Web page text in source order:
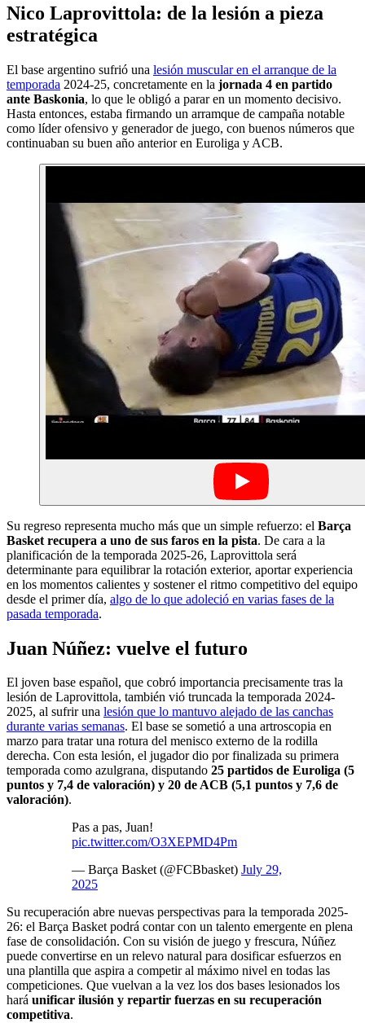
Nico Laprovittola: de la lesión a pieza
estratégica
El base argentino sufrió una lesión muscular en el arranque de la
temporada 2024-25, concretamente en la jornada 4 en partido
ante Baskonia, lo que le obligó a parar en un momento decisivo.
Hasta entonces, estaba firmando un arramque de campaña notable
como líder ofensivo y generador de juego, con buenos números que
continuaban su buen año anterior en Euroliga y ACB.
Su regreso representa mucho más que un simple refuerzo: el Barça
Basket recupera a uno de sus faros en la pista. De cara a la
planificación de la temporada 2025-26, Laprovittola será
determinante para equilibrar la rotación exterior, aportar experiencia
en los momentos calientes y sostener el ritmo competitivo del equipo
desde el primer día, algo de lo que adoleció en varias fases de la
pasada temporada.
Juan Núñez: vuelve el futuro
El joven base español, que cobró importancia precisamente tras la
lesión de Laprovittola, también vió truncada la temporada 2024-
2025, al sufrir una lesión que lo mantuvo alejado de las canchas
durante varias semanas. El base se sometió a una artroscopia en
marzo para tratar una rotura del menisco externo de la rodilla
derecha. Con esta lesión, el jugador dio por finalizada su primera
temporada como azulgrana, disputando 25 partidos de Euroliga (5
puntos y 7,4 de valoración) y 20 de ACB (5,1 puntos y 7,6 de
valoración).
Pas a pas, Juan!
pic.twitter.com/O3XEPMD4Pm
— Barça Basket (@FCBbasket) July 29,
2025
Su recuperación abre nuevas perspectivas para la temporada 2025-
26: el Barça Basket podrá contar con un talento emergente en plena
fase de consolidación. Con su visión de juego y frescura, Núñez
puede convertirse en un relevo natural para dosificar esfuerzos en
una plantilla que aspira a competir al máximo nivel en todas las
competiciones. Que vuelvan a la vez los dos bases lesionados los
hará unificar ilusión y repartir fuerzas en su recuperación
competitiva.